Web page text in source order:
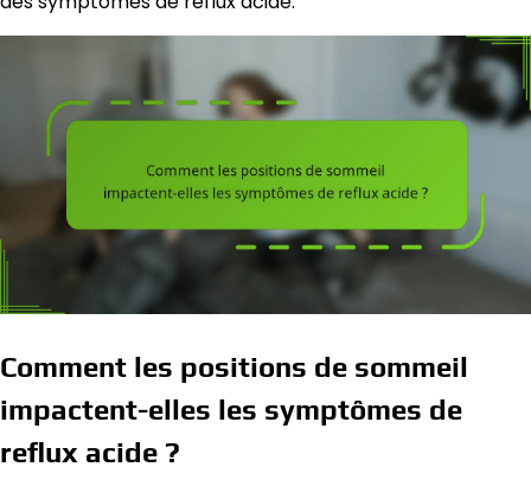
Comment les positions de sommeil
impactent-elles les symptômes de
reflux acide ?